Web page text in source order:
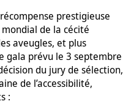
prestigieuse
de la cécité
aveugles, et plus
gala prévu le 3 septembre
du jury de sélection,
de l’accessibilité,
: